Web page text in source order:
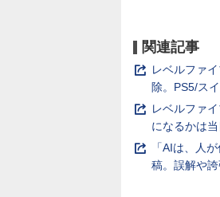
関連記事
レベルファ
除。PS5/ス
レベルファ
になるかは
「AIは、人
稿。誤解や